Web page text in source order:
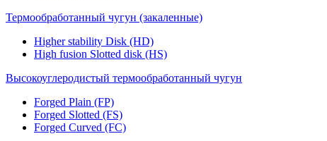
Термообработанный чугун (закаленные)
Higher stability Disk (HD)
High fusion Slotted disk (HS)
Высокоуглеродистый термообработанный чугун
Forged Plain (FP)
Forged Slotted (FS)
Forged Curved (FC)